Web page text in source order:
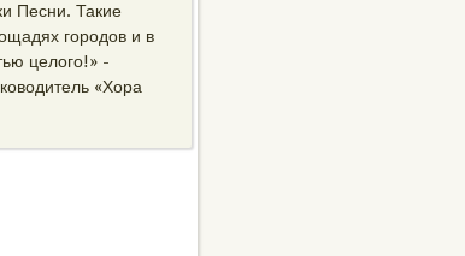
Песни. Такие
городов и в
целого!» -
«Хора